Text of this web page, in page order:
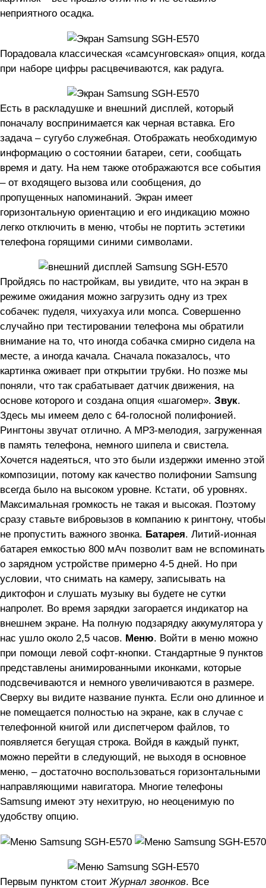
неприятного осадка.
Порадовала классическая «самсунговская» опция, когда
при наборе цифры расцвечиваются, как радуга.
Есть в раскладушке и внешний дисплей, который
поначалу воспринимается как черная вставка. Его
задача – сугубо служебная. Отображать необходимую
информацию о состоянии батареи, сети, сообщать
время и дату. На нем также отображаются все события
– от входящего вызова или сообщения, до
пропущенных напоминаний. Экран имеет
горизонтальную ориентацию и его индикацию можно
легко отключить в меню, чтобы не портить эстетики
телефона горящими синими символами.
Пройдясь по настройкам, вы увидите, что на экран в
режиме ожидания можно загрузить одну из трех
собачек: пуделя, чихуахуа или мопса. Совершенно
случайно при тестировании телефона мы обратили
внимание на то, что иногда собачка смирно сидела на
месте, а иногда качала. Сначала показалось, что
картинка оживает при открытии трубки. Но позже мы
поняли, что так срабатывает датчик движения, на
основе которого и создана опция «шагомер». Звук.
Здесь мы имеем дело с 64-голосной полифонией.
Рингтоны звучат отлично. А MP3-мелодия, загруженная
в память телефона, немного шипела и свистела.
Хочется надеяться, что это были издержки именно этой
композиции, потому как качество полифонии Samsung
всегда было на высоком уровне. Кстати, об уровнях.
Максимальная громкость не такая и высокая. Поэтому
сразу ставьте вибровызов в компанию к рингтону, чтобы
не пропустить важного звонка. Батарея. Литий-ионная
батарея емкостью 800 мАч позволит вам не вспоминать
о зарядном устройстве примерно 4-5 дней. Но при
условии, что снимать на камеру, записывать на
диктофон и слушать музыку вы будете не сутки
напролет. Во время зарядки загорается индикатор на
внешнем экране. На полную подзарядку аккумулятора у
нас ушло около 2,5 часов. Меню. Войти в меню можно
при помощи левой софт-кнопки. Стандартные 9 пунктов
представлены анимированными иконками, которые
подсвечиваются и немного увеличиваются в размере.
Сверху вы видите название пункта. Если оно длинное и
не помещается полностью на экране, как в случае с
телефонной книгой или диспетчером файлов, то
появляется бегущая строка. Войдя в каждый пункт,
можно перейти в следующий, не выходя в основное
меню, – достаточно воспользоваться горизонтальными
направляющими навигатора. Многие телефоны
Samsung имеют эту нехитрую, но неоценимую по
удобству опцию.
Первым пунктом стоит Журнал звонков. Все